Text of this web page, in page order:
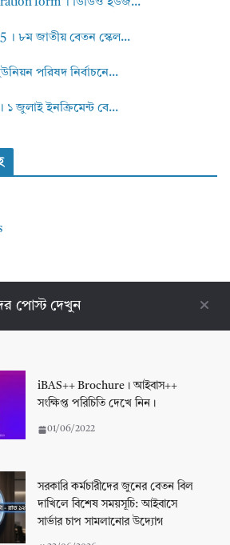
form । ডিডিও ইউজ...
। ৮ম জাতীয় বেতন স্কেল...
পরিষদ নির্বাচনে...
জুলাই ইনক্রিমেন্ট বে...
Technical Alamin. All rights reserved.
পোস্ট দেখুন
iBAS++ Brochure। আইবাস++
সংক্ষিপ্ত পরিচিতি দেখে নিন।
01/06/2022
সরকারি কর্মচারীদের জুনের বেতন বিল
দাখিলে বিশেষ সময়সূচি: আইবাসে
সার্ভার চাপ সামলানোর উদ্যোগ